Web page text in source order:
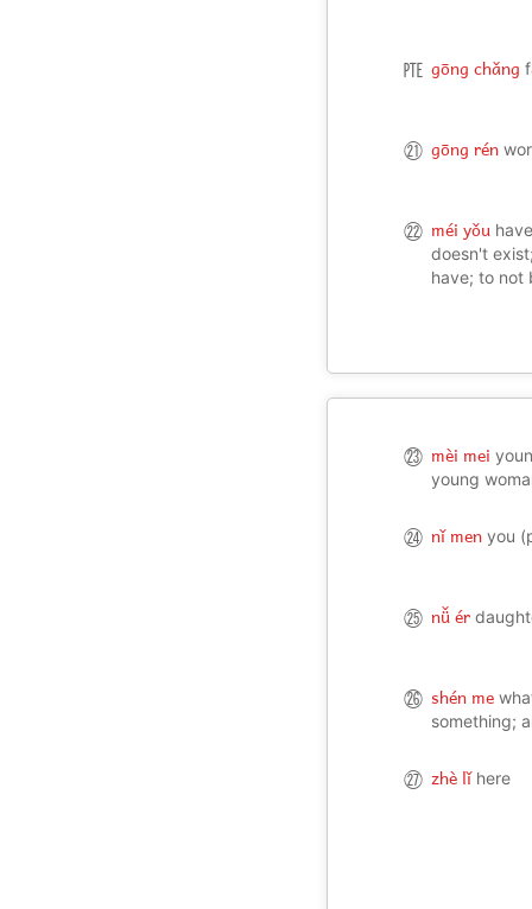
㉐ gōng chǎng
㉑ gōng rén
㉒ méi yǒu
doesn't
have; to not
㉓ mèi mei
young
㉔ nǐ men you
㉕ nǚ ér
㉖ shén me
something;
㉗ zhè lǐ here